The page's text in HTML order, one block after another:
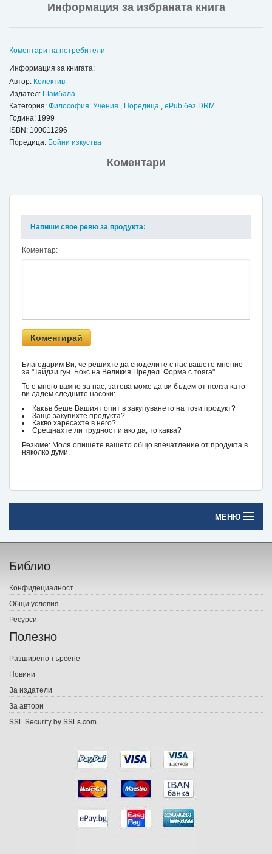
Информация за избраната книга
Коментари на потребители
Информация за книгата:
Автор: Колектив
Издател: Шамбала
Категория: Философия. Учения Поредица
ePub без DRM
Година: 1999
ISBN: 100011296
Поредица: Бойни изкуства
Коментари
Напиши свое ревю за продукта:
Коментар:
Благодарим Ви, че решихте да споделите с нас вашето мнение
за "Тайдзи гун. Бокс на Великия Предел. Форма с тояга".
То е много важно за нас, затова може да ви бъдем от полза като
ви дадем следните насоки:
Какъв беше Вашият опит в закупуването на този продукт?
Защо закупихте продукта?
Какво харесахте в него?
Срещнахте ли трудност и ако да, то каква?
Резюме: Моля опишете вашето общо впечатление от продукта в
няколко думи.
МЕНЮ
Начало
Печатни книги
Електронни книги
Е-списания
Подаръци
Ваучери
Библио
Конфидециалност
Общи условия
Ресурси
Полезно
Разширено търсене
Новини
За издатели
За автори
SSL Security by SSLs.com